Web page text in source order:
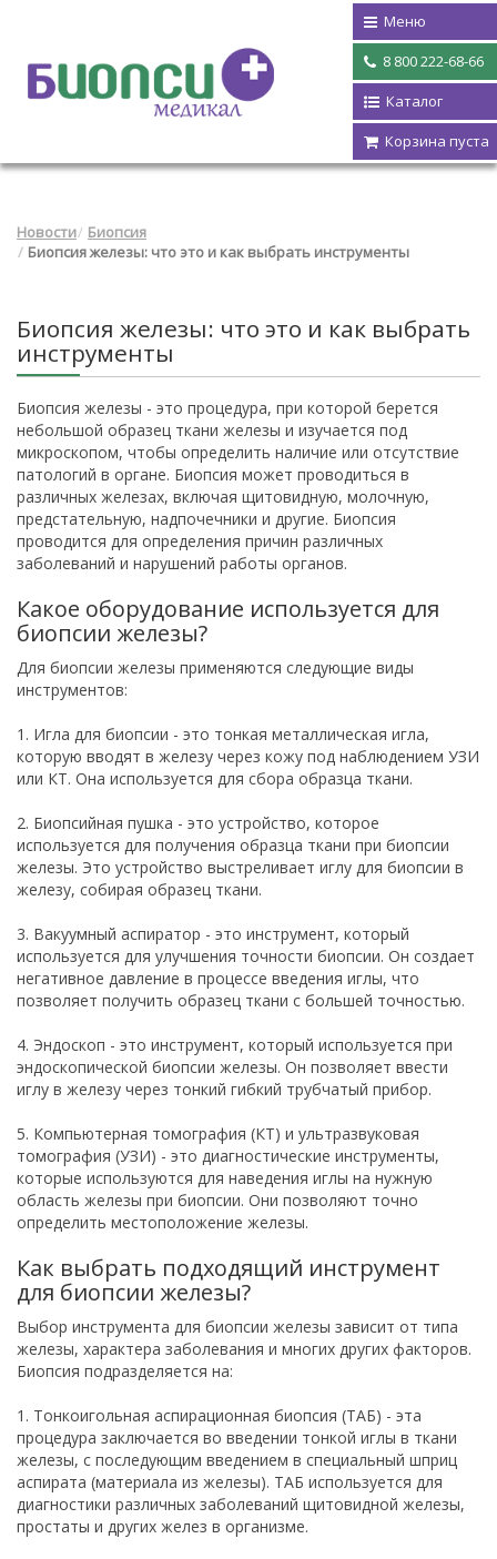
Меню
8 800 222-68-66
Каталог
Корзина пуста
Новости
Биопсия
Биопсия железы: что это и как выбрать инструменты
Биопсия железы: что это и как выбрать
инструменты
Биопсия железы - это процедура, при которой берется
небольшой образец ткани железы и изучается под
микроскопом, чтобы определить наличие или отсутствие
патологий в органе. Биопсия может проводиться в
различных железах, включая щитовидную, молочную,
предстательную, надпочечники и другие. Биопсия
проводится для определения причин различных
заболеваний и нарушений работы органов.
Какое оборудование используется для
биопсии железы?
Для биопсии железы применяются следующие виды
инструментов:
1. Игла для биопсии - это тонкая металлическая игла,
которую вводят в железу через кожу под наблюдением УЗИ
или КТ. Она используется для сбора образца ткани.
2. Биопсийная пушка - это устройство, которое
используется для получения образца ткани при биопсии
железы. Это устройство выстреливает иглу для биопсии в
железу, собирая образец ткани.
3. Вакуумный аспиратор - это инструмент, который
используется для улучшения точности биопсии. Он создает
негативное давление в процессе введения иглы, что
позволяет получить образец ткани с большей точностью.
4. Эндоскоп - это инструмент, который используется при
эндоскопической биопсии железы. Он позволяет ввести
иглу в железу через тонкий гибкий трубчатый прибор.
5. Компьютерная томография (КТ) и ультразвуковая
томография (УЗИ) - это диагностические инструменты,
которые используются для наведения иглы на нужную
область железы при биопсии. Они позволяют точно
определить местоположение железы.
Как выбрать подходящий инструмент
для биопсии железы?
Выбор инструмента для биопсии железы зависит от типа
железы, характера заболевания и многих других факторов.
Биопсия подразделяется на:
1. Тонкоигольная аспирационная биопсия (ТАБ) - эта
процедура заключается во введении тонкой иглы в ткани
железы, с последующим введением в специальный шприц
аспирата (материала из железы). ТАБ используется для
диагностики различных заболеваний щитовидной железы,
простаты и других желез в организме.